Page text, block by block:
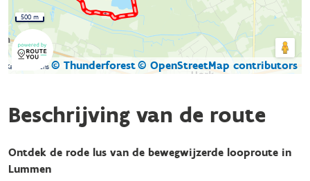
Kaartgegevens © Thunderforest© OpenStreetMap contributors
500 m
Beschrijving van de route
Ontdek de rode lus van de bewegwijzerde looproute in
Lummen